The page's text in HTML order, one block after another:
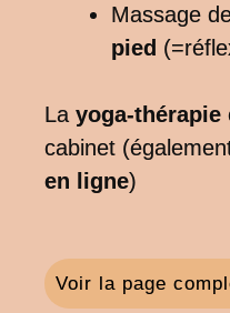
Massage
pied
La yoga-thérapie
cabinet
en ligne)
Voir la page